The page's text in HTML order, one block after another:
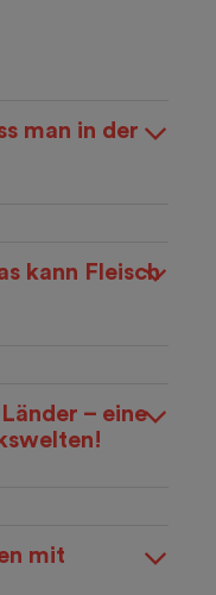
man in der
kann Fleisch
– eine
mit